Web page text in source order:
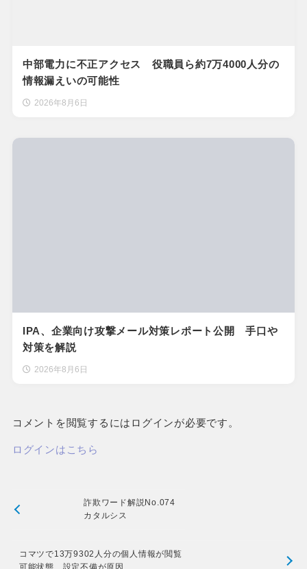
中部電力に不正アクセス 役職員ら約7万4000人分の
情報漏えいの可能性
2026年8月6日
IPA、企業向け攻撃メール対策レポート公開 手口や
対策を解説
2026年8月6日
コメントを閲覧するにはログインが必要です。
ログインはこちら
詐欺ワード解説No.074
カタルシス
コマツで13万9302人分の個人情報が閲覧
可能状態 設定不備が原因